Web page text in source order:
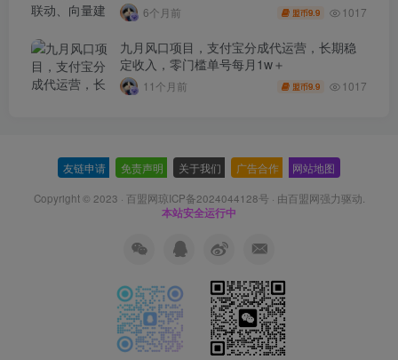
6个月前 盟币9.9 1017
九月风口项目，支付宝分成代运营，长期稳
定收入，零门槛单号每月1w＋
11个月前 盟币9.9 1017
友链申请 免责声明 关于我们 广告合作 网站地图
Copyright © 2023 · 百盟网琼ICP备2024044128号 · 由百盟网强力驱动.
本站安全运行中